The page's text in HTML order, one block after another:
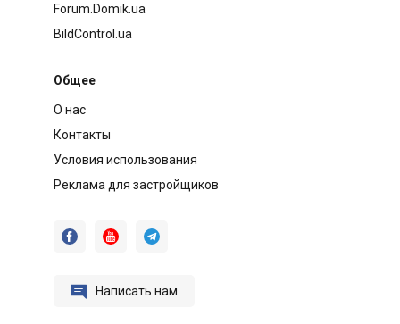
Forum.Domik.ua
BildControl.ua
Общее
О нас
Контакты
Условия использования
Реклама для застройщиков
  
 Написать нам